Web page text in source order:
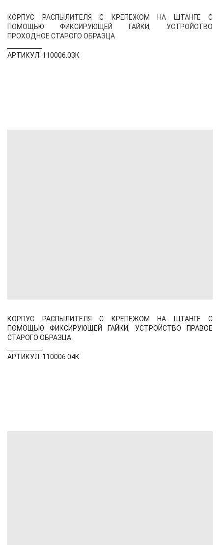
КОРПУС РАСПЫЛИТЕЛЯ С КРЕПЕЖОМ НА ШТАНГЕ С
ПОМОЩЬЮ ФИКСИРУЮЩЕЙ ГАЙКИ, УСТРОЙСТВО
ПРОХОДНОЕ СТАРОГО ОБРАЗЦА
АРТИКУЛ: 110006.03К
КОРПУС РАСПЫЛИТЕЛЯ С КРЕПЕЖОМ НА ШТАНГЕ С
ПОМОЩЬЮ ФИКСИРУЮЩЕЙ ГАЙКИ, УСТРОЙСТВО ПРАВОЕ
СТАРОГО ОБРАЗЦА
АРТИКУЛ: 110006.04К